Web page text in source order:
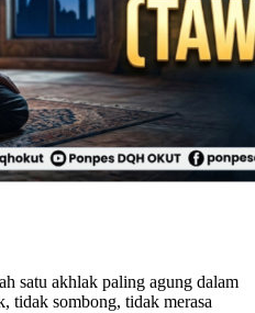
satu akhlak paling agung dalam
tidak sombong, tidak merasa